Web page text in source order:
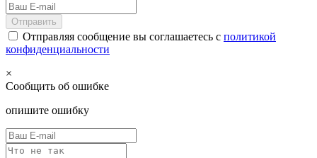
Отправить
Отправляя сообщение вы соглашаетесь с политикой
конфиденциальности
×
Сообщить об ошибке
опишите ошибку